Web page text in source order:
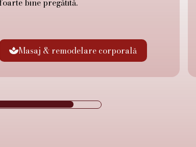
bine pregătită.
Masaj & remodelare corporală